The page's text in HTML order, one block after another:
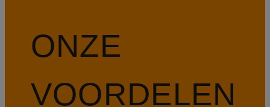
ONZE
VOORDELEN